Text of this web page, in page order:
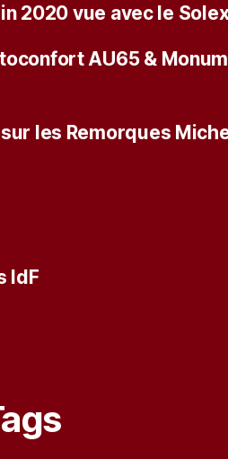
2020 vue avec le
AU65 &
les Remorques
IdF